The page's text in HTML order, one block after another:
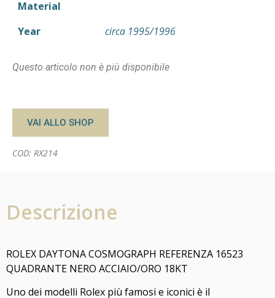
Material
Year circa 1995/1996
Questo articolo non è più disponibile
VAI ALLO SHOP
COD: RX214
Descrizione
ROLEX DAYTONA COSMOGRAPH REFERENZA 16523
QUADRANTE NERO ACCIAIO/ORO 18KT
Uno dei modelli Rolex più famosi e iconici è il